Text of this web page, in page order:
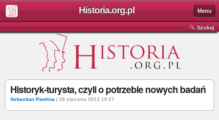
Historia.org.pl Menu
Szukaj
Historyk-turysta, czyli o potrzebie nowych badań
Sebastian Pawlina | 28 stycznia 2013 19:27